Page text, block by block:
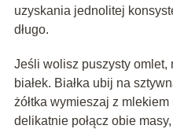
uzyskania jednolitej
długo.
Jeśli wolisz puszysty omlet,
białek. Białka ubij na
żółtka wymieszaj z
delikatnie połącz obie